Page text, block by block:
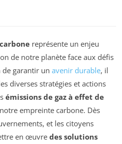
représente un enjeu
de notre planète face aux défis
garantir un avenir durable, il
diverses stratégies et actions
émissions de gaz à effet de
empreinte carbone. Dès
et les citoyens
en œuvre des solutions